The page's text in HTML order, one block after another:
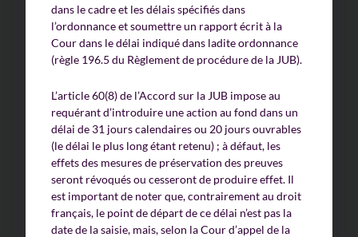
dans le cadre et les délais spécifiés dans
l’ordonnance et soumettre un rapport écrit à la
Cour dans le délai indiqué dans ladite ordonnance
(règle 196.5 du Règlement de procédure de la JUB).
L’article 60(8) de l’Accord sur la JUB impose au
requérant d’introduire une action au fond dans un
délai de 31 jours calendaires ou 20 jours ouvrables
(le délai le plus long étant retenu) ; à défaut, les
effets des mesures de préservation des preuves
seront révoqués ou cesseront de produire effet. Il
est important de noter que, contrairement au droit
français, le point de départ de ce délai n’est pas la
date de la saisie, mais, selon la Cour d’appel de la